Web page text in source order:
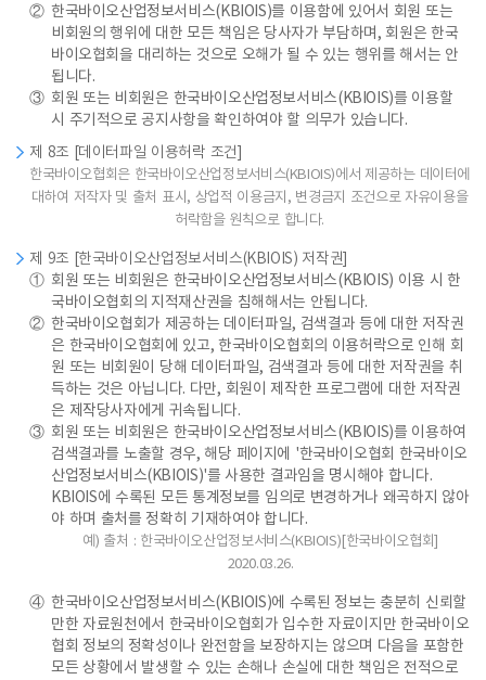
② 한국바이오산업정보서비스(KBIOIS)를 이용함에 있어서 회원 또는
비회원의 행위에 대한 모든 책임은 당사자가 부담하며, 회원은 한국
바이오협회을 대리하는 것으로 오해가 될 수 있는 행위를 해서는 안
됩니다.
③ 회원 또는 비회원은 한국바이오산업정보서비스(KBIOIS)를 이용할
시 주기적으로 공지사항을 확인하여야 할 의무가 있습니다.
제 8조 [데이터파일 이용허락 조건]
한국바이오협회은 한국바이오산업정보서비스(KBIOIS)에서 제공하는 데이터에
대하여 저작자 및 출처 표시, 상업적 이용금지, 변경금지 조건으로 자유이용을
허락함을 원칙으로 합니다.
제 9조 [한국바이오산업정보서비스(KBIOIS) 저작권]
① 회원 또는 비회원은 한국바이오산업정보서비스(KBIOIS) 이용 시 한
국바이오협회의 지적재산권을 침해해서는 안됩니다.
② 한국바이오협회가 제공하는 데이터파일, 검색결과 등에 대한 저작권
은 한국바이오협회에 있고, 한국바이오협회의 이용허락으로 인해 회
원 또는 비회원이 당해 데이터파일, 검색결과 등에 대한 저작권을 취
득하는 것은 아닙니다. 다만, 회원이 제작한 프로그램에 대한 저작권
은 제작당사자에게 귀속됩니다.
③ 회원 또는 비회원은 한국바이오산업정보서비스(KBIOIS)를 이용하여
검색결과를 노출할 경우, 해당 페이지에 '한국바이오협회 한국바이오
산업정보서비스(KBIOIS)'를 사용한 결과임을 명시해야 합니다.
KBIOIS에 수록된 모든 통계정보를 임의로 변경하거나 왜곡하지 않아
야 하며 출처를 정확히 기재하여야 합니다.
예) 출처 : 한국바이오산업정보서비스(KBIOIS)[한국바이오협회]
2020.03.26.
④ 한국바이오산업정보서비스(KBIOIS)에 수록된 정보는 충분히 신뢰할
만한 자료원천에서 한국바이오협회가 입수한 자료이지만 한국바이오
협회 정보의 정확성이나 완전함을 보장하지는 않으며 다음을 포함한
모든 상황에서 발생할 수 있는 손해나 손실에 대한 책임은 전적으로